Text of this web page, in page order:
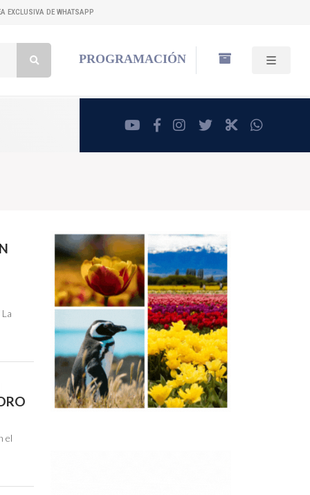
EXCLUSIVA DE WHATSAPP
PROGRAMACIÓN
youtubefacebookinstagram
twitterRadioCut
el